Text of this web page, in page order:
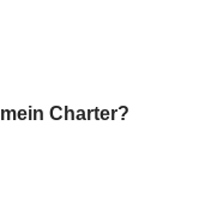
Charter?